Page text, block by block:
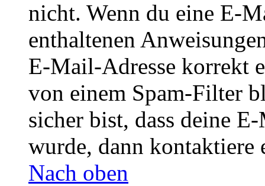
nicht. Wenn du eine E-
enthaltenen
E-Mail-Adresse korrekt
von einem Spam-Filter
sicher bist, dass deine
wurde, dann kontaktiere
Nach oben